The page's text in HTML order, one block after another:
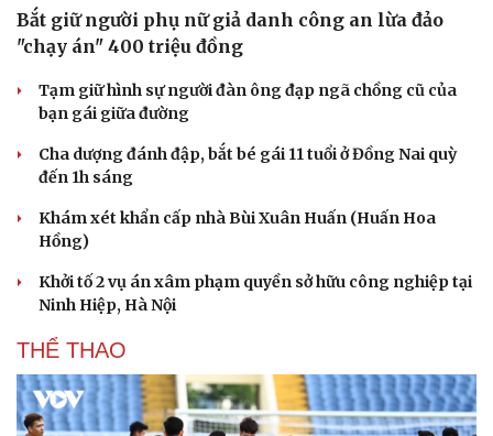
Du lịch
Tư vấn
Săn Tour
check-in
Podcast
Đọc truyện đêm khuya
Cửa sổ tình yêu
Hạt giống tâm hồn
Bắt giữ người phụ nữ giả danh công an lừa đảo
"chạy án" 400 triệu đồng
Tạm giữ hình sự người đàn ông đạp ngã chồng cũ của
bạn gái giữa đường
Cha dượng đánh đập, bắt bé gái 11 tuổi ở Đồng Nai quỳ
đến 1h sáng
Khám xét khẩn cấp nhà Bùi Xuân Huấn (Huấn Hoa
Hồng)
Khởi tố 2 vụ án xâm phạm quyền sở hữu công nghiệp tại
Ninh Hiệp, Hà Nội
THỂ THAO